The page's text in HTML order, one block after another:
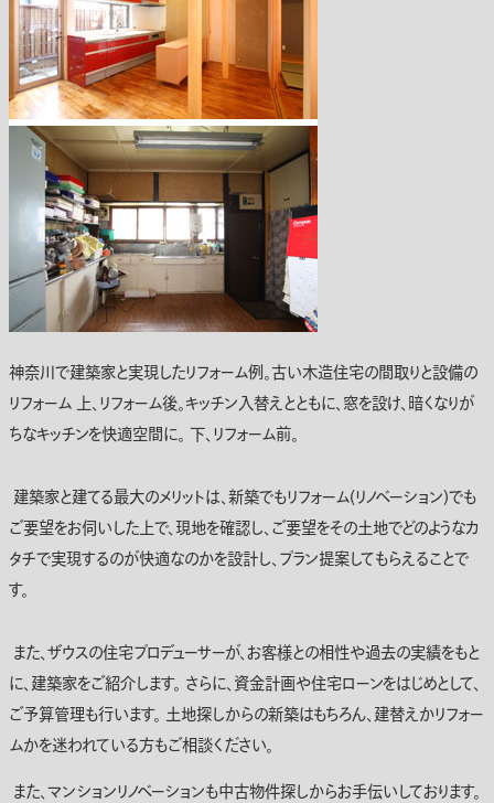
神奈川で建築家と実現したリフォーム例。古い木造住宅の間取りと設備の
リフォーム 上、リフォーム後。キッチン入替えとともに、窓を設け、暗くなりが
ちなキッチンを快適空間に。 下、リフォーム前。
建築家と建てる最大のメリットは、新築でもリフォーム(リノベーション)でも
ご要望をお伺いした上で、現地を確認し、ご要望をその土地でどのようなカ
タチで実現するのが快適なのかを設計し、プラン提案してもらえることで
す。
また、ザウスの住宅プロデューサーが、お客様との相性や過去の実績をもと
に、建築家をご紹介します。 さらに、資金計画や住宅ローンをはじめとして、
ご予算管理も行います。 土地探しからの新築はもちろん、建替えかリフォー
ムかを迷われている方もご相談ください。
また、マンションリノベーションも中古物件探しからお手伝いしております。